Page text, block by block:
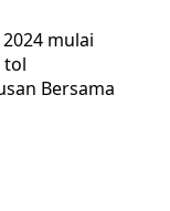
mulai
tol
Bersama